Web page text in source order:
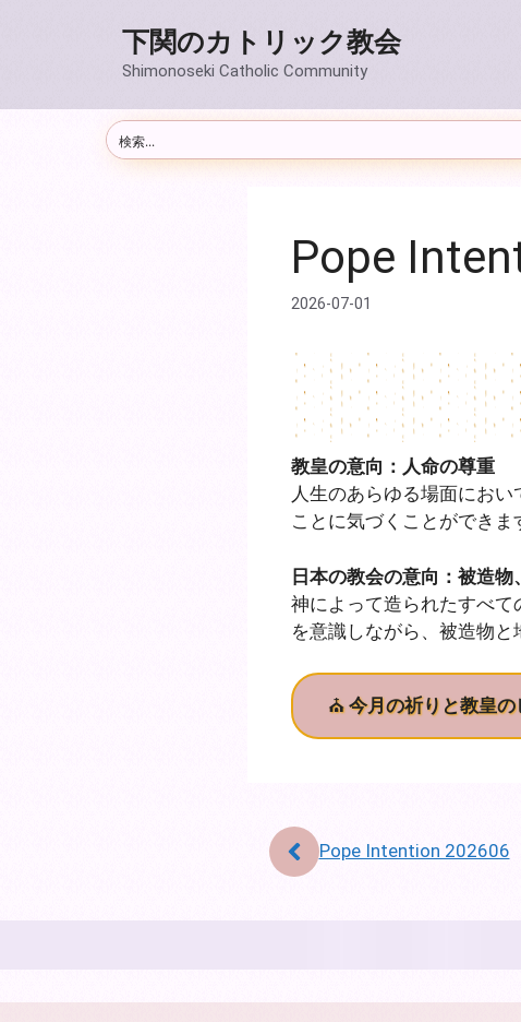
下関のカトリック教会
Shimonoseki Catholic Community
Pope
2026-07-01
教皇の意向：人命の尊重
人生のあらゆる場面にお
ことに気づくことができま
日本の教会の意向：被造物
神によって造られたすべ
を意識しながら、被造物と
⛪今月の祈りと教皇
Pope Intention 202606